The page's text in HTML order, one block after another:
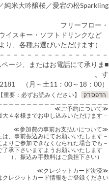
純米大吟醸桜／愛宕の松Sparkling
・フリーフロー
（ドリンクメニューより、各種お選びいただけます。）
－－－－－－－－－－－－－－－
ページ、またはお電話にて承りま
す。
（月～土11：00～18：00）
הדפס דק
【重要：必ずお読みください】
≪ご予約について≫
－インターネットでのご予約は一度に最大４名様までお申し込みいただけます。
≪参加費の事前お支払いについて≫
－参加費は、クレジットカード決済または、事前振込みにてお願いいたします。
－お振込み後は、いかなる理由によりご参加できなくなられた場合でも、
（振込み手数料はご負担下さい。）
≪クレジットカード決済≫
レジットカード情報をご登録ください。